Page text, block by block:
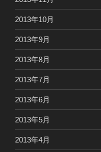
2013年10月
2013年9月
2013年8月
2013年7月
2013年6月
2013年5月
2013年4月